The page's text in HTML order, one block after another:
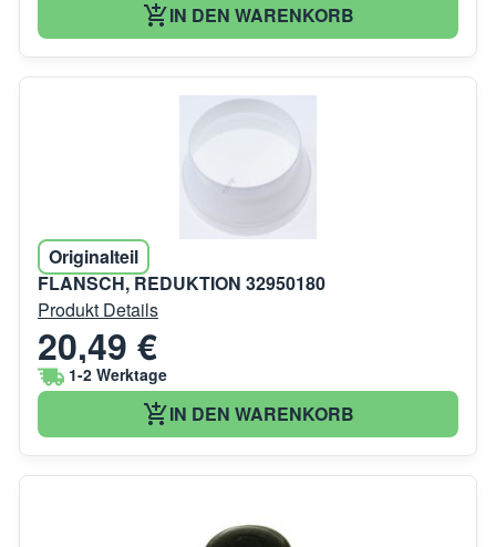
IN DEN WARENKORB
Originalteil
FLANSCH, REDUKTION 32950180
Produkt Details
20,49 €
1-2 Werktage
IN DEN WARENKORB